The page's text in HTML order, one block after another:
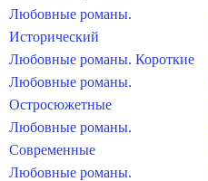
Любовные романы.
Исторический
Любовные романы. Короткие
Любовные романы.
Остросюжетные
Любовные романы.
Современные
Любовные романы.